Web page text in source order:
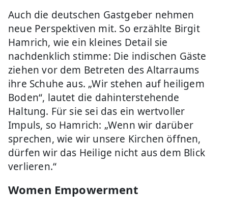
Auch die deutschen Gastgeber nehmen
neue Perspektiven mit. So erzählte Birgit
Hamrich, wie ein kleines Detail sie
nachdenklich stimme: Die indischen Gäste
ziehen vor dem Betreten des Altarraums
ihre Schuhe aus. „Wir stehen auf heiligem
Boden“, lautet die dahinterstehende
Haltung. Für sie sei das ein wertvoller
Impuls, so Hamrich: „Wenn wir darüber
sprechen, wie wir unsere Kirchen öffnen,
dürfen wir das Heilige nicht aus dem Blick
verlieren.“
Women Empowerment